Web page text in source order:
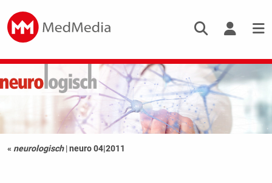
« neurologisch |neuro 04|2011